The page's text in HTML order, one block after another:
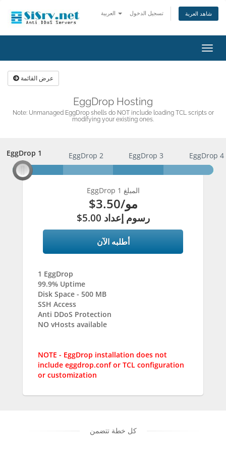
تسجيل الدخول شاهد العربة
تبديل
التنقل
عرض القائمة
EggDrop Hosting
Note: Unmanaged EggDrop shells do NOT include loading TCL scripts or
modifying your existing ones.
EggDrop 1
EggDrop 1 EggDrop 2 EggDrop 3 EggDrop 4
EggDrop 1 المبلغ
$3.50 /مو
$5.00 رسوم إعداد
أطلبه الآن
1 EggDrop
99.9% Uptime
Disk Space - 500 MB
SSH Access
Anti DDoS Protection
NO vHosts available
NOTE - EggDrop installation does not
include eggdrop.conf or TCL configuration
or customization
كل خطة تتضمن